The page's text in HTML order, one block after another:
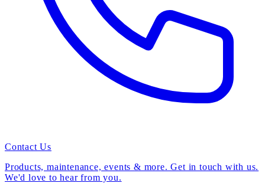
Contact Us
Products, maintenance, events & more. Get in touch with us.
We'd love to hear from you.